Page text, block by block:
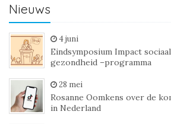
Nieuws
4 juni
Eindsymposium Impact
gezondheid –programma
28 mei
Rosanne Oomkens over de
in Nederland